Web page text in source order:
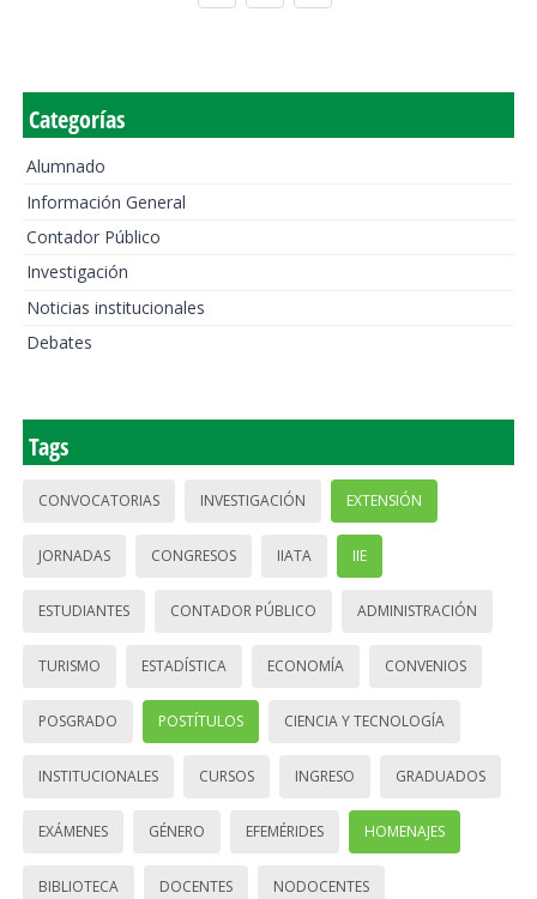
Categorías
Alumnado
Información General
Contador Público
Investigación
Noticias institucionales
Debates
Tags
CONVOCATORIAS INVESTIGACIÓN EXTENSIÓN
JORNADAS CONGRESOS IIATA IIE
ESTUDIANTES CONTADOR PÚBLICO ADMINISTRACIÓN
TURISMO ESTADÍSTICA ECONOMÍA CONVENIOS
POSGRADO POSTÍTULOS CIENCIA Y TECNOLOGÍA
INSTITUCIONALES CURSOS INGRESO GRADUADOS
EXÁMENES GÉNERO EFEMÉRIDES HOMENAJES
BIBLIOTECA DOCENTES NODOCENTES